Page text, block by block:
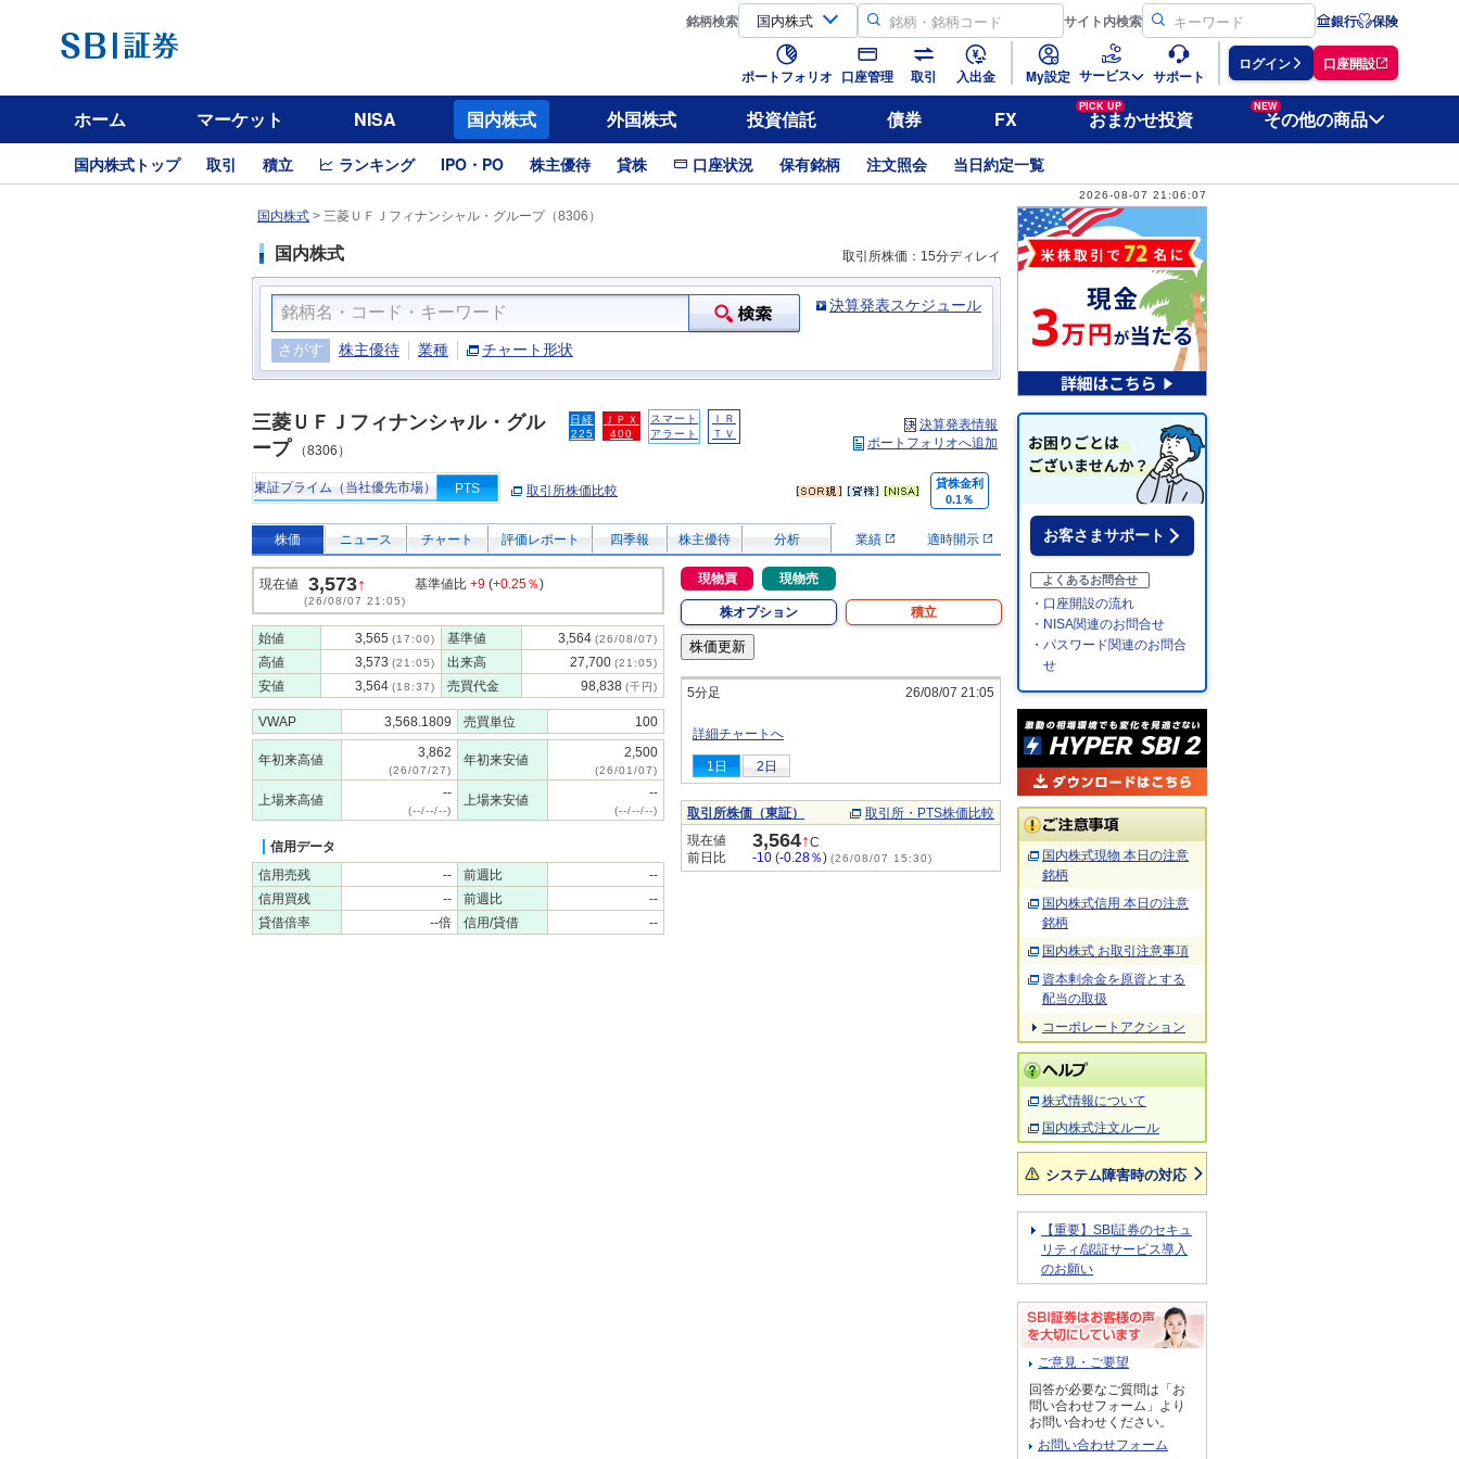
銘柄検索 サイト内検索 銀行 保険
ポートフォリオ 口座管理 取引 入出金 My設定 サービス サポート
ログイン 口座開設
ホーム マーケット NISA 国内株式 外国株式 投資信託 債券 FX
PICK UP
おまかせ投資
NEW
その他の商品
国内株式トップ 取引 積立 ランキング IPO・PO 株主優待 貸株 口座状況 保有銘柄 注文照会 当日約定一覧
2026-08-07 21:06:07
国内株式 > 三菱ＵＦＪフィナンシャル・グループ（8306）
国内株式 取引所株価：15分ディレイ
決算発表スケジュール
さがす 株主優待 業種 チャート形状
三菱ＵＦＪフィナンシャル・グル
ープ （8306）
日経
225
ＪＰＸ
400
スマート
アラート
ＩＲ
ＴＶ
決算発表情報
ポートフォリオへ追加
東証プライム（当社優先市場） PTS 取引所株価比較
貸株金利
0.1％
株価 ニュース チャート 評価レポート 四季報 株主優待 分析 業績 適時開示
現在値 3,573↑
(26/08/07 21:05)
基準値比 +9 (+0.25％)
始値 3,565 (17:00) 基準値 3,564 (26/08/07)
高値 3,573 (21:05) 出来高 27,700 (21:05)
安値 3,564 (18:37) 売買代金 98,838 (千円)
VWAP 3,568.1809 売買単位 100
年初来高値 3,862
(26/07/27)
年初来安値 2,500
(26/01/07)
上場来高値 --
(--/--/--)
上場来安値 --
(--/--/--)
信用データ
信用売残
-- 前週比
--
信用買残
-- 前週比
--
貸借倍率
--倍 信用/貸借 --
現物買 現物売
株オプション 積立
5分足 26/08/07 21:05
詳細チャートへ
1日 2日
取引所株価（東証）
取引所・PTS株価比較
現在値
3,564↑C
前日比
-10 (-0.28％) (26/08/07 15:30)
お客さまサポート
よくあるお問合せ
・口座開設の流れ
・NISA関連のお問合せ
・パスワード関連のお問合
せ
国内株式現物 本日の注意
銘柄
国内株式信用 本日の注意
銘柄
国内株式 お取引注意事項
資本剰余金を原資とする
配当の取扱
コーポレートアクション
株式情報について
国内株式注文ルール
システム障害時の対応
【重要】SBI証券のセキュ
リティ/認証サービス導入
のお願い
ご意見・ご要望
回答が必要なご質問は「お
問い合わせフォーム」より
お問い合わせください。
お問い合わせフォーム